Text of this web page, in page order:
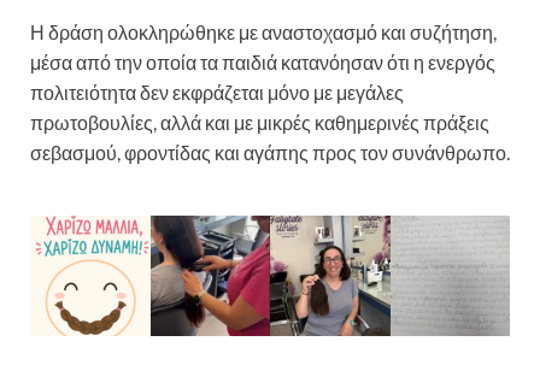
Η δράση ολοκληρώθηκε με αναστοχασμό και συζήτηση,
μέσα από την οποία τα παιδιά κατανόησαν ότι η ενεργός
πολιτειότητα δεν εκφράζεται μόνο με μεγάλες
πρωτοβουλίες, αλλά και με μικρές καθημερινές πράξεις
σεβασμού, φροντίδας και αγάπης προς τον συνάνθρωπο.